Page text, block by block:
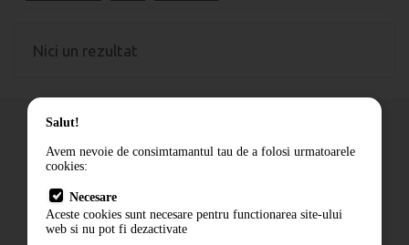
Nici un rezultat
Cum comand
Livrare
Contact
Salut!
Avem nevoie de consimtamantul tau de a folosi urmatoarele
cookies:
Necesare
Aceste cookies sunt necesare pentru functionarea site-ului
web si nu pot fi dezactivate